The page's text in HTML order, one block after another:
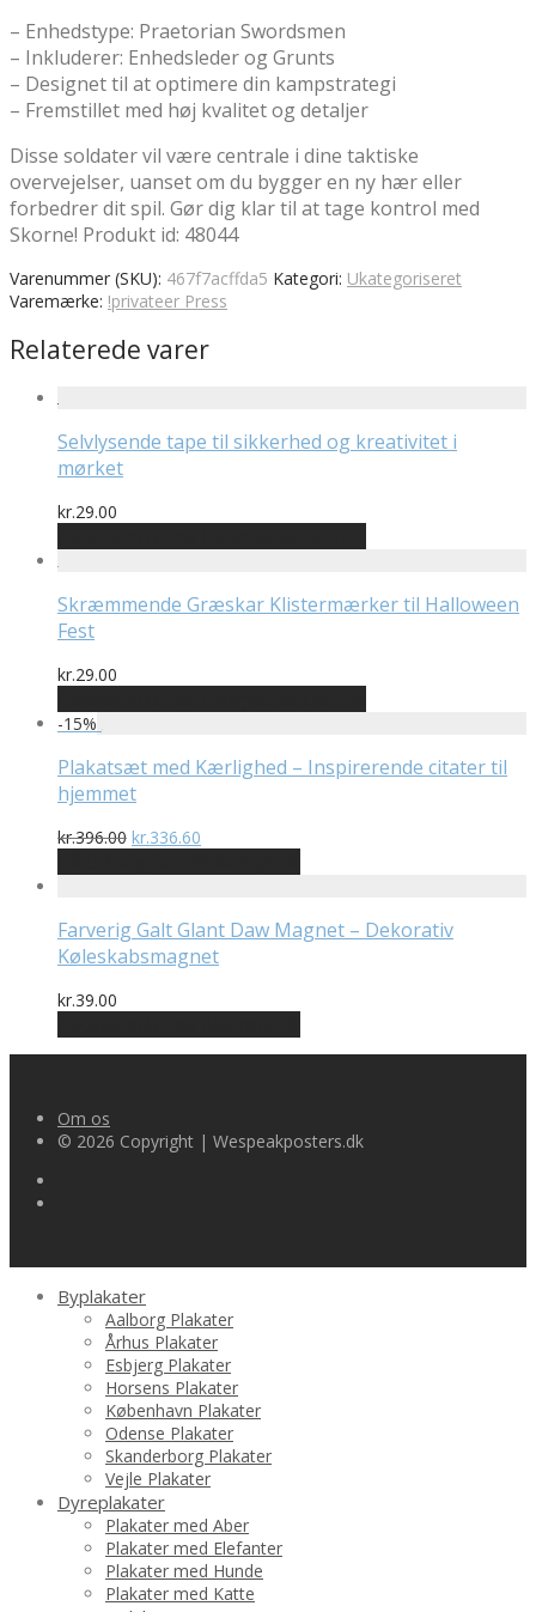
– Enhedstype: Praetorian Swordsmen
– Inkluderer: Enhedsleder og Grunts
– Designet til at optimere din kampstrategi
– Fremstillet med høj kvalitet og detaljer
Disse soldater vil være centrale i dine taktiske
overvejelser, uanset om du bygger en ny hær eller
forbedrer dit spil. Gør dig klar til at tage kontrol med
Skorne! Produkt id: 48044
Varenummer (SKU): 467f7acffda5 Kategori: Ukategoriseret
Varemærke: !privateer Press
Relaterede varer
Selvlysende tape til sikkerhed og kreativitet i
mørket
kr.29.00
Skræmmende Græskar Klistermærker til Halloween
Fest
kr.29.00
-15%
Plakatsæt med Kærlighed – Inspirerende citater til
hjemmet
kr.396.00 Den
pris
kr.396.00.
kr.336.60
pris
kr.336.60.
Farverig Galt Glant Daw Magnet – Dekorativ
Køleskabsmagnet
kr.39.00
Om os
© 2026 Copyright | Wespeakposters.dk
Byplakater
Aalborg Plakater
Århus Plakater
Esbjerg Plakater
Horsens Plakater
København Plakater
Odense Plakater
Skanderborg Plakater
Vejle Plakater
Dyreplakater
Plakater med Aber
Plakater med Elefanter
Plakater med Hunde
Plakater med Katte